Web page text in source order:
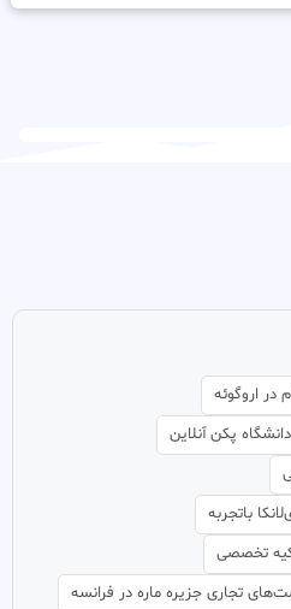
در اروگوئه
پکن آنلاین
باتجربه
تخصصی
تجاری جزیره ماره در فرانسه